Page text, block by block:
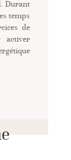
Durant
temps
de
activer